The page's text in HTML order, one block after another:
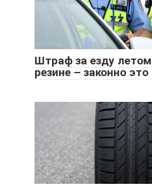
Штраф за езду
резине – законно